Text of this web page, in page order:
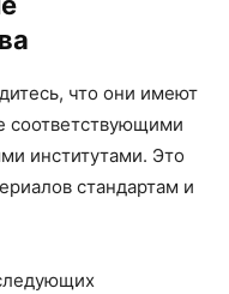
что они имеют
соответствующими
институтами. Это
стандартам и